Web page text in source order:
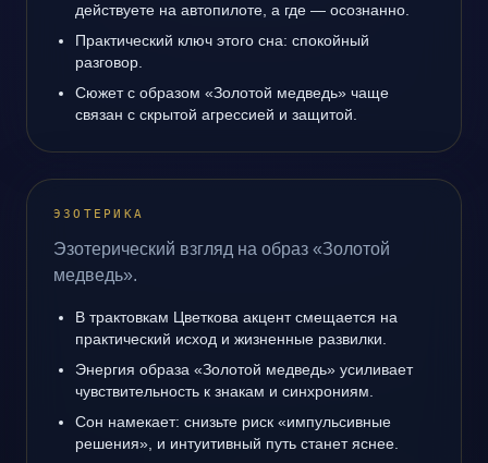
действуете на автопилоте, а где — осознанно.
Практический ключ этого сна: спокойный
разговор.
Сюжет с образом «Золотой медведь» чаще
связан с скрытой агрессией и защитой.
ЭЗОТЕРИКА
Эзотерический взгляд на образ «Золотой
медведь».
В трактовкам Цветкова акцент смещается на
практический исход и жизненные развилки.
Энергия образа «Золотой медведь» усиливает
чувствительность к знакам и синхрониям.
Сон намекает: снизьте риск «импульсивные
решения», и интуитивный путь станет яснее.